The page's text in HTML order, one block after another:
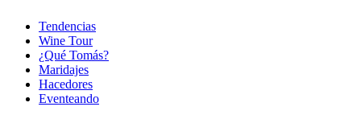
Tendencias
Wine Tour
¿Qué Tomás?
Maridajes
Hacedores
Eventeando